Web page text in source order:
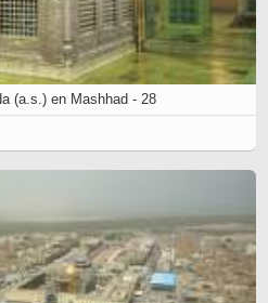
(a.s.) en Mashhad - 28